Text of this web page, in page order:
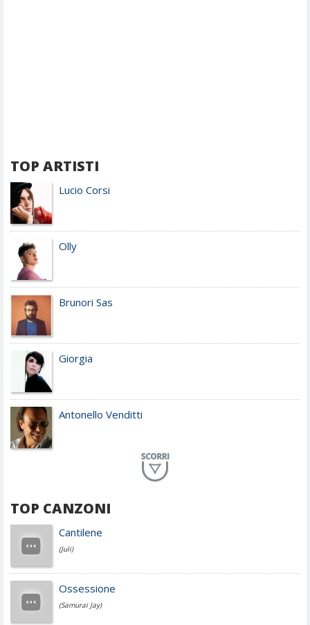
TOP ARTISTI
Lucio Corsi
Olly
Brunori Sas
Giorgia
Antonello Venditti
Achille Lauro
Cesare Cremonini
TOP CANZONI
Cantilene
(Juli)
Ossessione
(Samurai Jay)